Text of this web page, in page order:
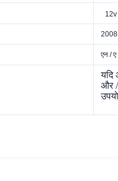
12v
एन / ए
यदि
और /